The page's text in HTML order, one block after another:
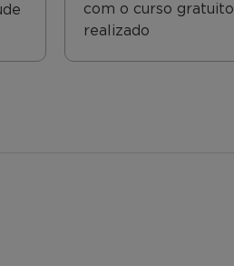
com o curso gratuito
realizado